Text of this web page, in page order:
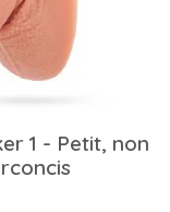
1 - Petit, non